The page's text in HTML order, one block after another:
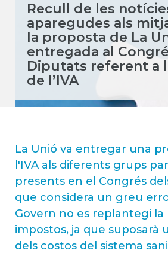
Recull de les
aparegudes als
la proposta de La
entregada al
Diputats referent a
de l’IVA
La Unió va entregar una
l'IVA als diferents grups
presents en el Congrés
que considera un greu
Govern no es replantegi la
impostos, ja que suposarà
dels costos del sistema